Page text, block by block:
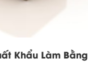
Khẩu Làm